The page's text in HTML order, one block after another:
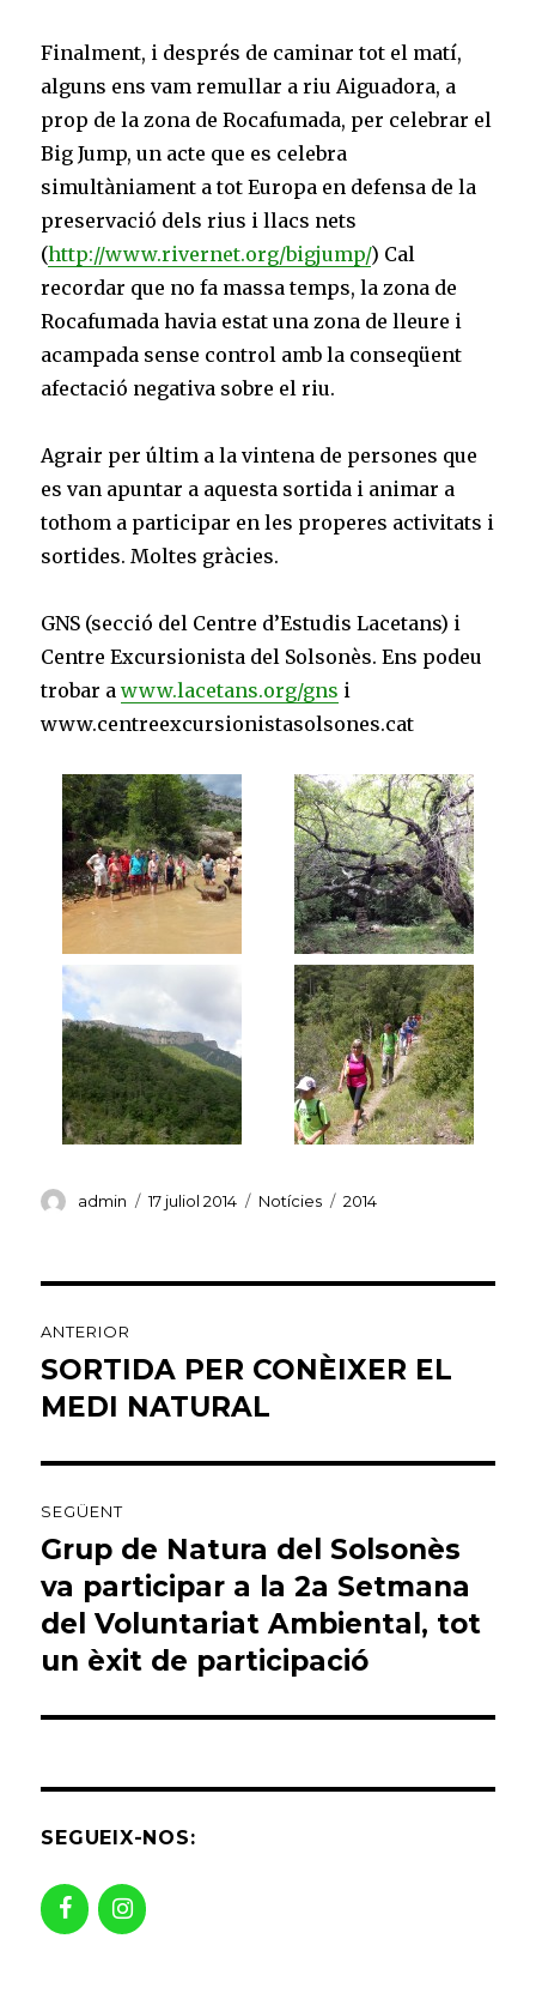
Finalment, i després de caminar tot el matí,
alguns ens vam remullar a riu Aiguadora, a
prop de la zona de Rocafumada, per celebrar el
Big Jump, un acte que es celebra
simultàniament a tot Europa en defensa de la
preservació dels rius i llacs nets
(http://www.rivernet.org/bigjump/) Cal
recordar que no fa massa temps, la zona de
Rocafumada havia estat una zona de lleure i
acampada sense control amb la conseqüent
afectació negativa sobre el riu.
Agrair per últim a la vintena de persones que
es van apuntar a aquesta sortida i animar a
tothom a participar en les properes activitats i
sortides. Moltes gràcies.
GNS (secció del Centre d’Estudis Lacetans) i
Centre Excursionista del Solsonès. Ens podeu
trobar awww.lacetans.org/gns i
www.centreexcursionistasolsones.cat
Autor
admin
Publicat
17 juliol 2014 Categories
Notícies Etiquetes
2014
d'entrades
ANTERIOR
Entrada
anterior:
SORTIDA PER CONÈIXER EL
MEDI NATURAL
SEGÜENT
Entrada
següent:
Grup de Natura del Solsonès
va participar a la 2a Setmana
del Voluntariat Ambiental, tot
un èxit de participació
SEGUEIX-NOS: